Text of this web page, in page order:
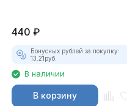
440 ₽
Бонусных рублей за покупку:
13.21руб.
В наличии
В корзину